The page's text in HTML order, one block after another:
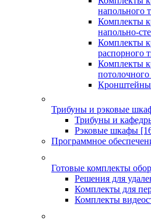
напольного
Комплекты
напольно-
Комплекты
распорного
Комплекты
Кронштейны
Трибуны и рэковые
Трибуны и
Рэковые шкафы
Программное
Готовые комплекты
Решения для
Комплекты для
Комплекты